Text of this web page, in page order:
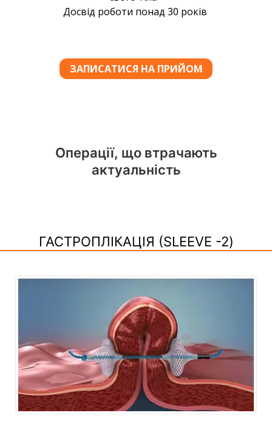
Операції, що втрачають
актуальність
ГАСТРОПЛІКАЦІЯ (SLEEVE -2)